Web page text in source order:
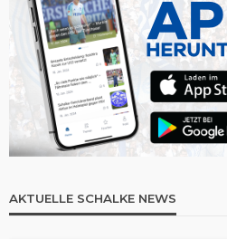
AKTUELLE SCHALKE NEWS